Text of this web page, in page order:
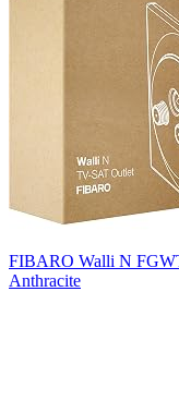
FIBARO Walli N
Anthracite